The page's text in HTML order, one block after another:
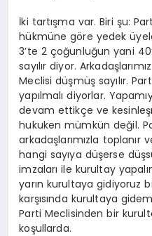
İki tartışma var. Biri şu:
hükmüne göre yedek
3’te 2 çoğunluğun yani
sayılır diyor.
Meclisi düşmüş sayılır.
yapılmalı diyorlar.
devam ettikçe ve
hukuken mümkün değil.
arkadaşlarımızla toplanır
hangi sayıya düşerse
imzaları ile kurultay
yarın kurultaya gidiyoruz
karşısında kurultaya
Parti Meclisinden bir
koşullarda.